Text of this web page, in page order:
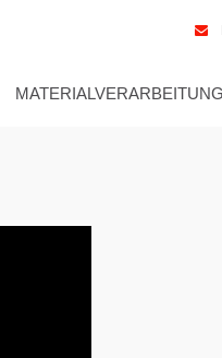
MATERIALVERARBEITUNG